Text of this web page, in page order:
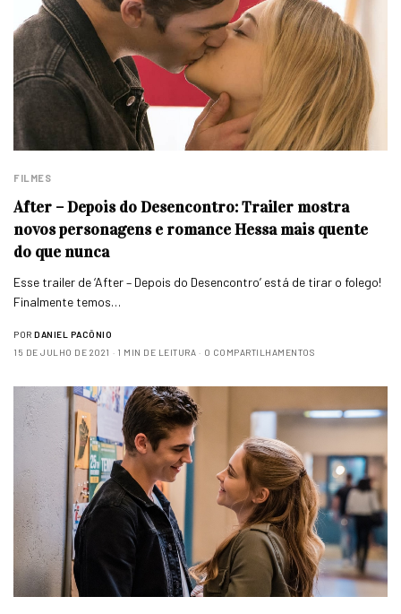
FILMES
After – Depois do Desencontro: Trailer mostra
novos personagens e romance Hessa mais quente
do que nunca
Esse trailer de ‘After – Depois do Desencontro’ está de tirar o folego!
Finalmente temos…
POR DANIEL PACÔNIO
15 DE JULHO DE 2021
1 MIN DE LEITURA 0 COMPARTILHAMENTOS